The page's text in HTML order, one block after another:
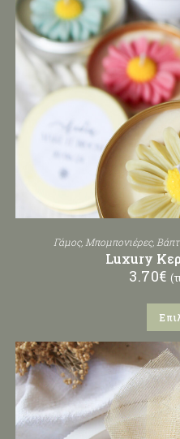
Γάμος,Μπομπονιέρες,
Luxury
3.70€